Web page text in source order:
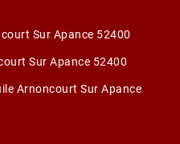
Sur Apance 52400
Sur Apance 52400
Arnoncourt Sur Apance